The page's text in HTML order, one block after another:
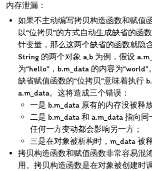
内存泄漏：
如果不主动编写拷贝构造函数和赋值
以“位拷贝”的方式自动生成缺省的函
针变量，那么这两个缺省的函数就隐
String 的两个对象 a,b 为例，假设
为“hello”，b.m_data 的内容为“world”
缺省赋值函数的“位拷贝”意味着执行
a.m_data。这将造成三个错误：
一是 b.m_data 原有的内存没被释
二是 b.m_data 和 a.m_data 指向
任何一方变动都会影响另一方；
三是在对象被析构时，m_data 被
拷贝构造函数和赋值函数非常容易混
用。拷贝构造函数是在对象被创建时